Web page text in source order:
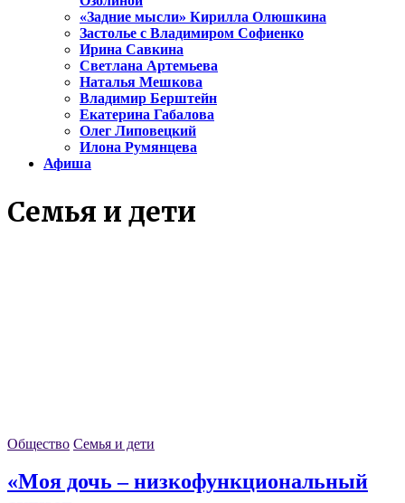
«Задние мысли» Кирилла Олюшкина
Застолье с Владимиром Софиенко
Ирина Савкина
Светлана Артемьева
Наталья Мешкова
Владимир Берштейн
Екатерина Габалова
Олег Липовецкий
Илона Румянцева
Афиша
Семья и дети
Общество Семья и дети
«Моя дочь – низкофункциональный